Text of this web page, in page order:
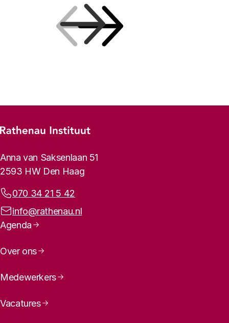
Footer-menu
Rathenau logo, naar de homepage
Contactinformatie
Anna van Saksenlaan 51
2593 HW Den Haag
Telefoonnummer:
070 34 21 5 42
E-mailadres:
info@rathenau.nl
Paginanavigatie
Agenda
Over ons
Medewerkers
Vacatures